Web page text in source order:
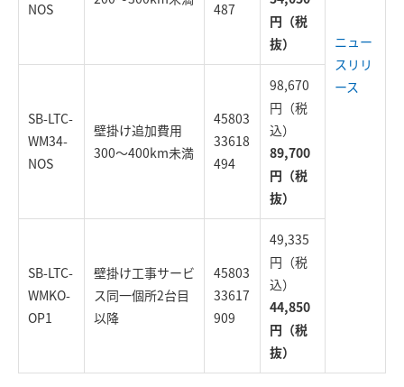
ニュー
スリリ
ース
NOS
487
円（税
抜）
SB-LTC-
WM34-
NOS
壁掛け追加費用
300～400km未満
45803
33618
494
98,670
円（税
込）
89,700
円（税
抜）
SB-LTC-
WMKO-
OP1
壁掛け工事サービ
ス同一個所2台目
以降
45803
33617
909
49,335
円（税
込）
44,850
円（税
抜）